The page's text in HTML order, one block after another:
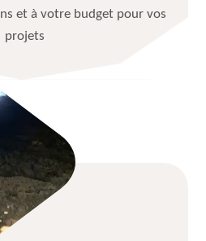
et à votre budget pour vos
projets